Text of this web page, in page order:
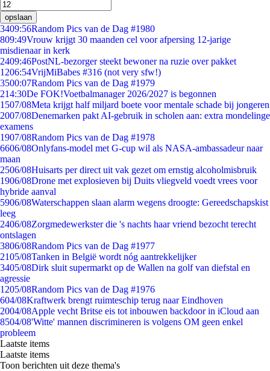
opslaan
3409:56Random Pics van de Dag #1980
809:49Vrouw krijgt 30 maanden cel voor afpersing 12-jarige
misdienaar in kerk
2409:46PostNL-bezorger steekt bewoner na ruzie over pakket
1206:54VrijMiBabes #316 (not very sfw!)
3500:07Random Pics van de Dag #1979
214:30De FOK!Voetbalmanager 2026/2027 is begonnen
1507/08Meta krijgt half miljard boete voor mentale schade bij jongeren
2007/08Denemarken pakt AI-gebruik in scholen aan: extra mondelinge
examens
1907/08Random Pics van de Dag #1978
6606/08Onlyfans-model met G-cup wil als NASA-ambassadeur naar
maan
2506/08Huisarts per direct uit vak gezet om ernstig alcoholmisbruik
1906/08Drone met explosieven bij Duits vliegveld voedt vrees voor
hybride aanval
5906/08Waterschappen slaan alarm wegens droogte: Gereedschapskist
leeg
2406/08Zorgmedewerkster die 's nachts haar vriend bezocht terecht
ontslagen
3806/08Random Pics van de Dag #1977
2105/08Tanken in België wordt nóg aantrekkelijker
3405/08Dirk sluit supermarkt op de Wallen na golf van diefstal en
agressie
1205/08Random Pics van de Dag #1976
604/08Kraftwerk brengt ruimteschip terug naar Eindhoven
2004/08Apple vecht Britse eis tot inbouwen backdoor in iCloud aan
8504/08'Witte' mannen discrimineren is volgens OM geen enkel
probleem
Laatste items
Laatste items
Toon berichten uit deze thema's